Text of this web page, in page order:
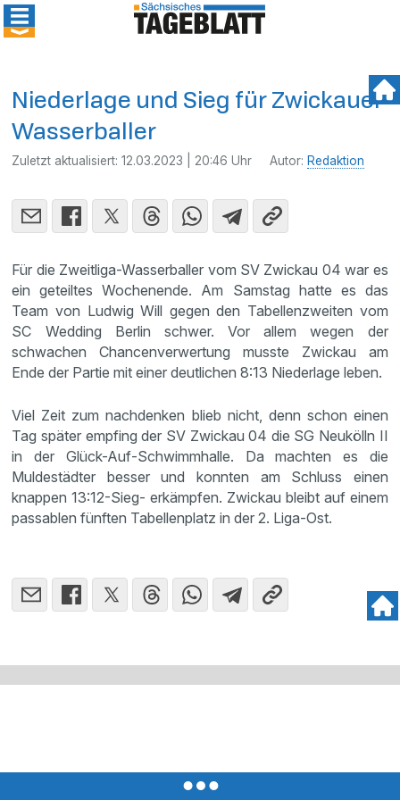
Niederlage und Sieg für Zwickauer
Wasserballer
Zuletzt aktualisiert:12.03.2023 | 20:46 Uhr Autor: Redaktion
Für die Zweitliga-Wasserballer vom SV Zwickau 04 war es
ein geteiltes Wochenende. Am Samstag hatte es das
Team von Ludwig Will gegen den Tabellenzweiten vom
SC Wedding Berlin schwer. Vor allem wegen der
schwachen Chancenverwertung musste Zwickau am
Ende der Partie mit einer deutlichen 8:13 Niederlage leben.
Viel Zeit zum nachdenken blieb nicht, denn schon einen
Tag später empfing der SV Zwickau 04 die SG Neukölln II
in der Glück-Auf-Schwimmhalle. Da machten es die
Muldestädter besser und konnten am Schluss einen
knappen 13:12-Sieg- erkämpfen. Zwickau bleibt auf einem
passablen fünften Tabellenplatz in der 2. Liga-Ost.